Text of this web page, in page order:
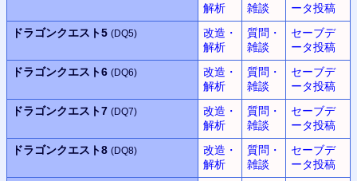
解析
雑談
ータ投稿
ドラゴンクエスト5 (DQ5)
改造・
解析
質問・
雑談
セーブデ
ータ投稿
ドラゴンクエスト6 (DQ6)
改造・
解析
質問・
雑談
セーブデ
ータ投稿
ドラゴンクエスト7 (DQ7)
改造・
解析
質問・
雑談
セーブデ
ータ投稿
ドラゴンクエスト8 (DQ8)
改造・
解析
質問・
雑談
セーブデ
ータ投稿